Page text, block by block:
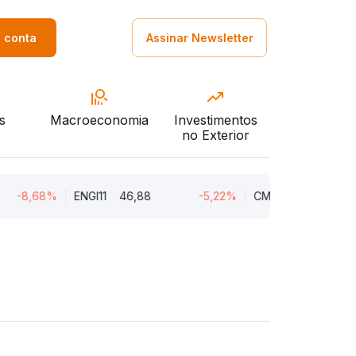
conta Assinar Newsletter
Macroeconomia
Investimentos
no Exterior
ENGI11 46,88 -5,22% CMIN3